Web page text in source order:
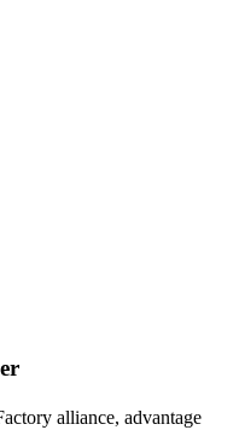
alliance, advantage